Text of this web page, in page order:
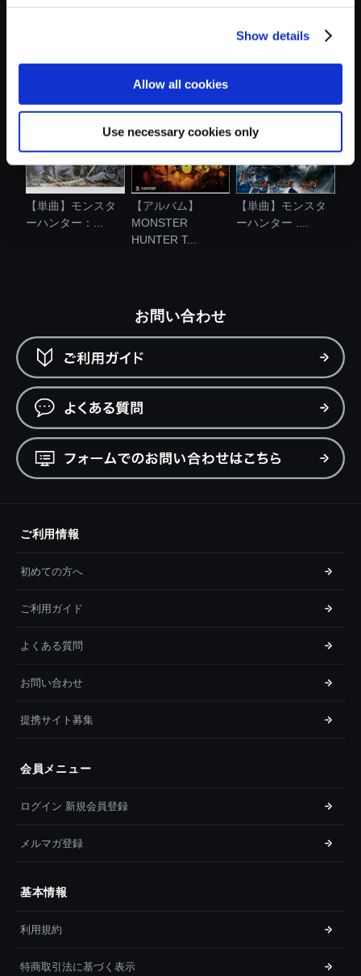
Show details
Allow all cookies
Use necessary cookies only
ーハンターク...
～Monster ...
ーハンターラ...
【単曲】モンスタ
ーハンター：...
【アルバム】
MONSTER
HUNTER T...
【単曲】モンスタ
ーハンター ....
お問い合わせ
ご利用情報
初めての方へ
ご利用ガイド
よくある質問
お問い合わせ
提携サイト募集
会員メニュー
ログイン 新規会員登録
メルマガ登録
基本情報
利用規約
特商取引法に基づく表示